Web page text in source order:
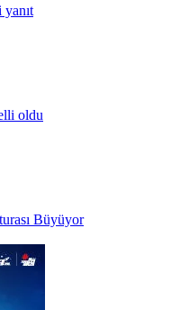
oldu
Büyüyor